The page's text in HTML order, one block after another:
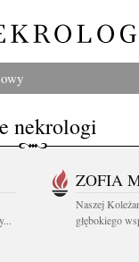
nekrologi
ZOFIA
Naszej
głębokiego